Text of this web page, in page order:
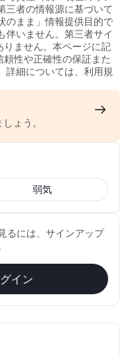
三者の情報源に基づいて
のまま」情報提供目的で
伴いません。第三者サイ
りません。本ページに記
性や正確性の保証また
詳細については、利用規
ょう。
弱気
るには、サインアップ
イン